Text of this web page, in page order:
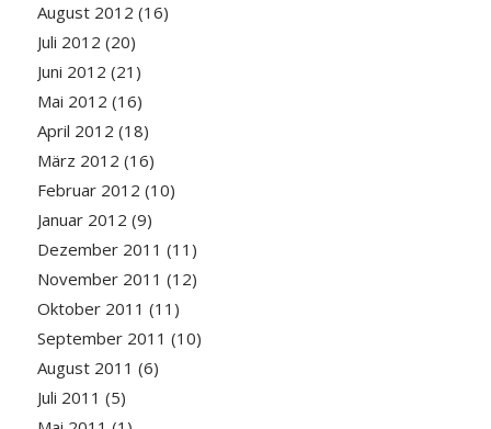
August 2012 (16)
Juli 2012 (20)
Juni 2012 (21)
Mai 2012 (16)
April 2012 (18)
März 2012 (16)
Februar 2012 (10)
Januar 2012 (9)
Dezember 2011 (11)
November 2011 (12)
Oktober 2011 (11)
September 2011 (10)
August 2011 (6)
Juli 2011 (5)